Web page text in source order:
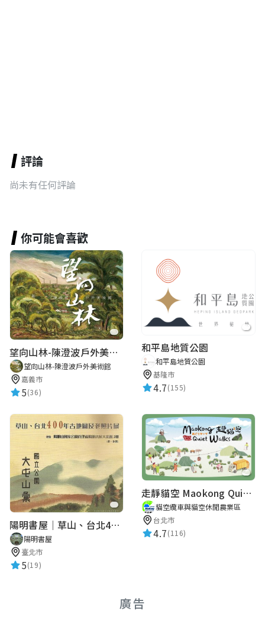
評論
尚未有任何評論
你可能會喜歡
望向山林-陳澄波戶外美術館
望向山林-陳澄波戶外美術館
嘉義市
5(36)
和平島地質公園
和平島地質公園
基隆市
4.7(155)
陽明書屋｜草山、台北400年古地圖老照片展｜智慧導覽
陽明書屋
臺北市
5(19)
走靜貓空 Maokong Quiet Walks
貓空纜車與貓空休閒農業區
台北市
4.7(116)
廣告